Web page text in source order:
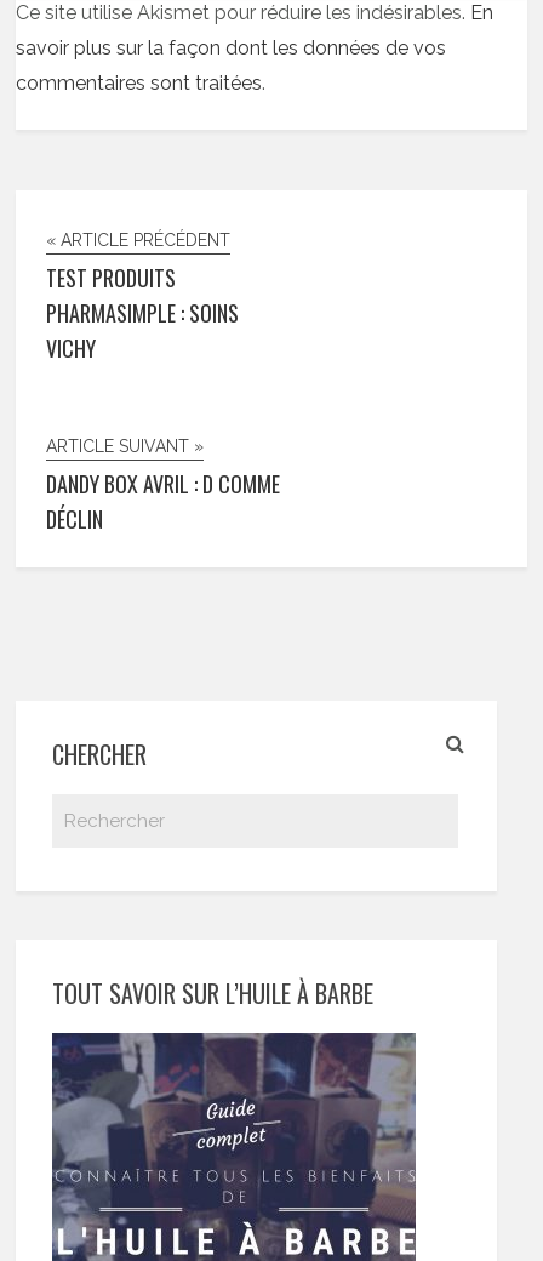
Ce site utilise Akismet pour réduire les indésirables. En
savoir plus sur la façon dont les données de vos
commentaires sont traitées.
« ARTICLE PRÉCÉDENT
TEST PRODUITS
PHARMASIMPLE : SOINS
VICHY
ARTICLE SUIVANT »
DANDY BOX AVRIL : D COMME
DÉCLIN
CHERCHER
TOUT SAVOIR SUR L’HUILE À BARBE